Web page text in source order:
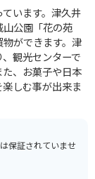
います。津久井
公園「花の苑
ができます。津
観光センターで
、お菓子や日本
しむ事が出来ま
保証されていませ